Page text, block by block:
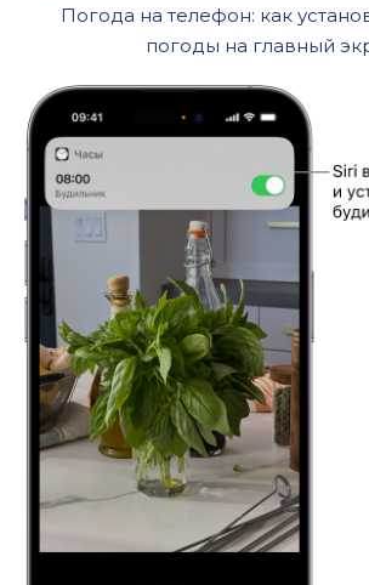
Погода на телефон: как
погоды на главный